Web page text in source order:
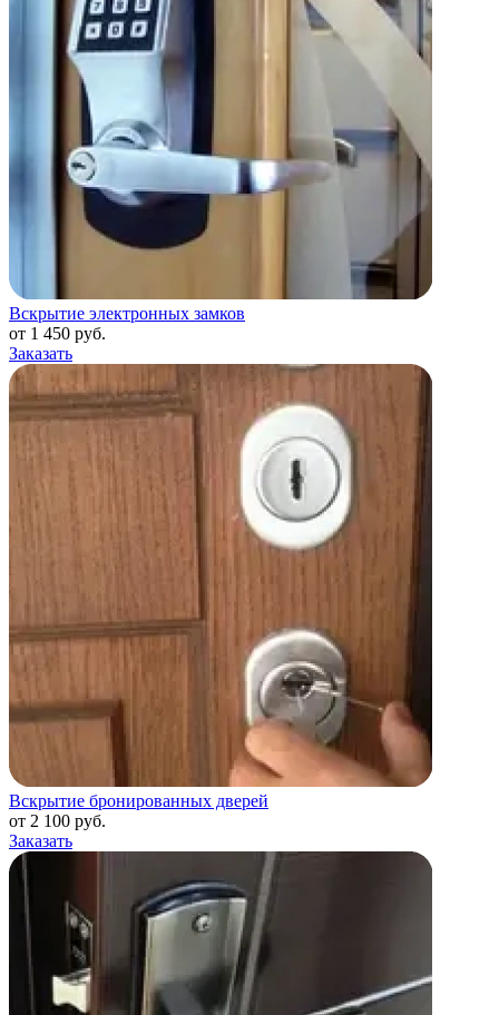
Вскрытие электронных замков
от 1 450 руб.
Заказать
Вскрытие бронированных дверей
от 2 100 руб.
Заказать